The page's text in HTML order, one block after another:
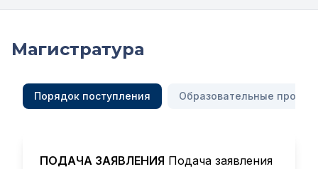
Магистратура
Порядок поступления Образовательные
ПОДАЧА ЗАЯВЛЕНИЯ Подача заявления